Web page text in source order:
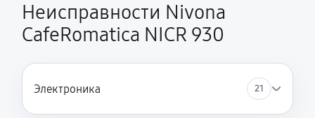
Неисправности Nivona
CafeRomatica NICR 930
Электроника 21